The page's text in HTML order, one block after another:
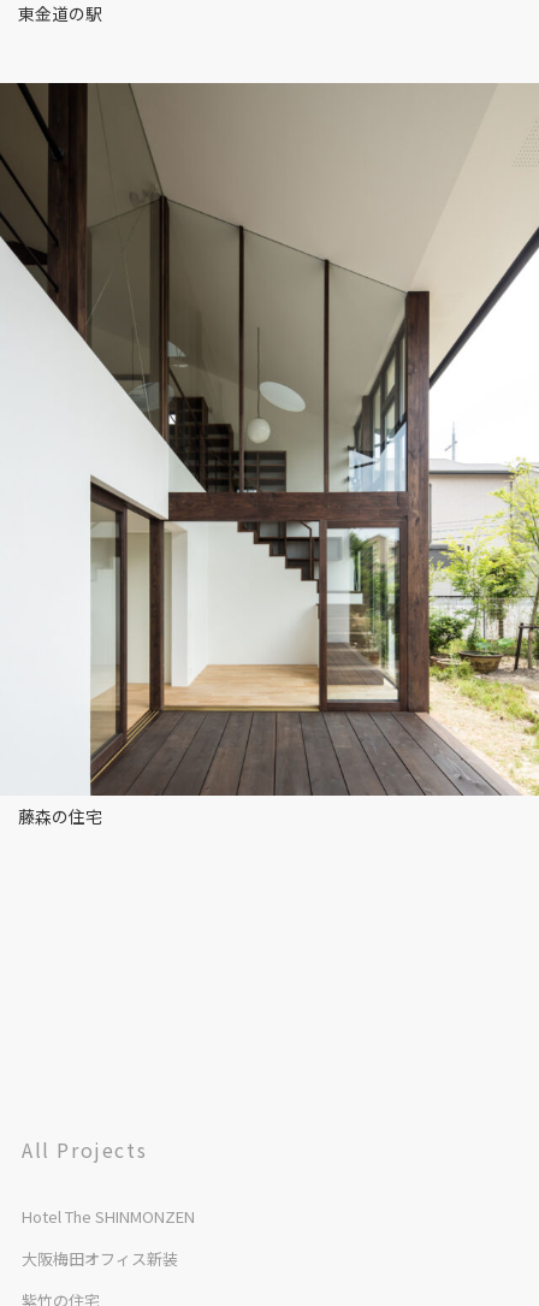
東金道の駅
藤森の住宅
All Projects
Hotel The SHINMONZEN
大阪梅田オフィス新装
紫竹の住宅